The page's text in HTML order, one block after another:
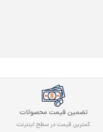
تضمین قیمت محصولات
کمترین قیمت در سطح اینترنت